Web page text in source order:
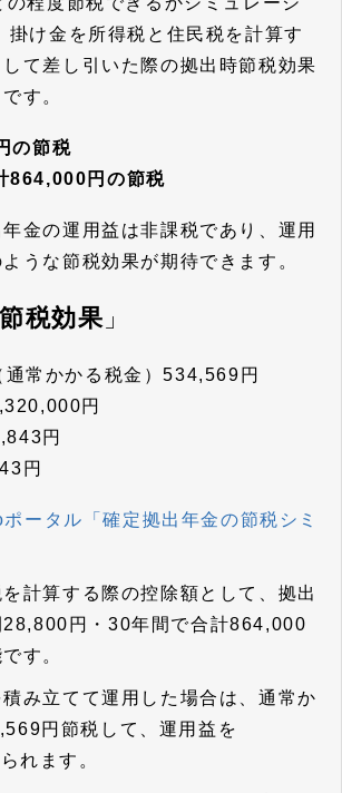
掛け金を所得税と住民税を計算す
て差し引いた際の拠出時節税効果
す。
の節税
864,000円の節税
金の運用益は非課税であり、運用
うな節税効果が期待できます。
税効果 」
通常かかる税金）534,569円
円
円
円
ータル「確定拠出年金の節税シミ
計算する際の控除額として、拠出
28,800円・30年間で合計864,000
す。
み立てて運用した場合は、通常か
円節税して、運用益を
れます。